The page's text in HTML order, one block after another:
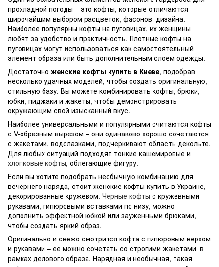
прохладной погоды – это кофты, которые отличаются
широчайшим выбором расцветок, фасонов, дизайна.
Наиболее популярны кофты на пуговицах, их женщины
любят за удобство и практичность. Плотные кофты на
пуговицах могут использоваться как самостоятельный
элемент образа или быть дополнительным слоем одежды.
Достаточно женские кофты купить в Киеве, подобрав
несколько удачных моделей, чтобы создать оригинальную,
стильную базу. Вы можете комбинировать кофты, брюки,
юбки, пиджаки и жакеты, чтобы демонстрировать
окружающим свой изысканный вкус.
Наиболее универсальными и популярными считаются кофты
с V-образным вырезом – они одинаково хорошо сочетаются
с жакетами, водолазками, подчеркивают область декольте.
Для любых ситуаций подходят тонкие кашемировые и
хлопковые кофты, облегающие фигуру.
Если вы хотите подобрать необычную комбинацию для
вечернего наряда, стоит женские кофты купить в Украине,
декорированные кружевом. Черные кофты с кружевными
рукавами, гипюровыми вставками по низу, можно
дополнить эффектной юбкой или зауженными брюками,
чтобы создать яркий образ.
Оригинально и свежо смотрится кофта с гипюровым верхом
и рукавами – ее можно сочетать со строгими жакетами, в
рамках делового образа. Нарядная и необычная, такая